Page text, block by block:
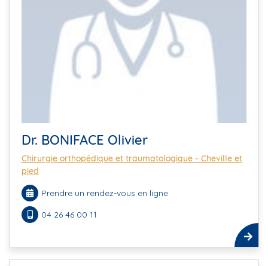
Dr. BONIFACE Olivier
Chirurgie orthopédique et traumatologique - Cheville et
pied
Prendre un rendez-vous en ligne
04 26 46 00 11